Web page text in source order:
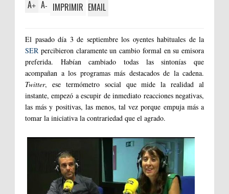
A+ A- IMPRIMIR EMAIL
El pasado día 3 de septiembre los oyentes habituales de la
SER percibieron claramente un cambio formal en su emisora
preferida. Habían cambiado todas las sintonías que
acompañan a los programas más destacados de la cadena.
Twitter, ese termómetro social que mide la realidad al
instante, empezó a escupir de inmediato reacciones negativas,
las más y positivas, las menos, tal vez porque empuja más a
tomar la iniciativa la contrariedad que el agrado.